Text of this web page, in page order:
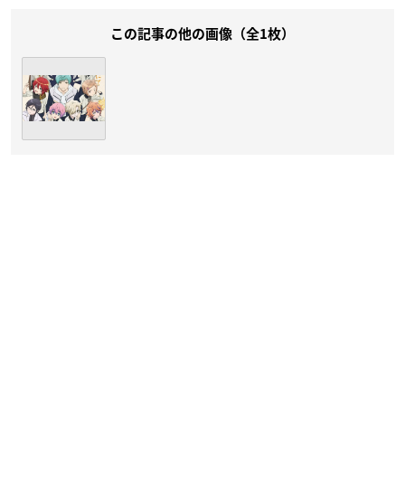
この記事の他の画像（全1枚）